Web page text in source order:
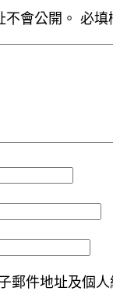
會公開。 必填
郵件地址及個